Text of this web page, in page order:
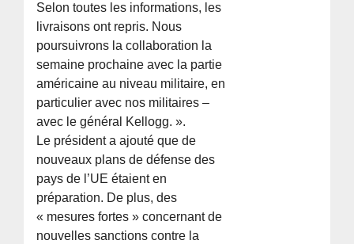
Selon toutes les informations, les
livraisons ont repris. Nous
poursuivrons la collaboration la
semaine prochaine avec la partie
américaine au niveau militaire, en
particulier avec nos militaires –
avec le général Kellogg. ».
Le président a ajouté que de
nouveaux plans de défense des
pays de l’UE étaient en
préparation. De plus, des
« mesures fortes » concernant de
nouvelles sanctions contre la